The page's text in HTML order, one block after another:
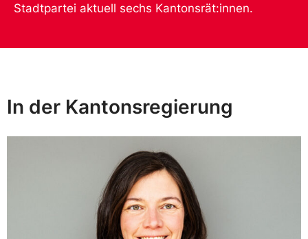
Stadtpartei aktuell sechs Kantonsrät:innen.
In der Kantonsregierung